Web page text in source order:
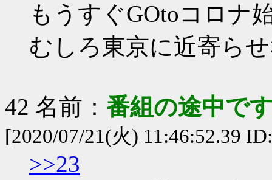
もうすぐGOtoコロナ
むしろ東京に近寄ら
42 名前： 番組の途中で
[2020/07/21(火) 11:46:52.39
>>23